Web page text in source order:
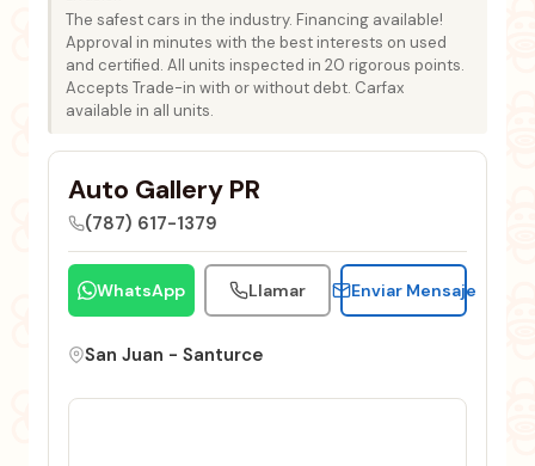
The safest cars in the industry. Financing available!
Approval in minutes with the best interests on used
and certified. All units inspected in 20 rigorous points.
Accepts Trade-in with or without debt. Carfax
available in all units.
Auto Gallery PR
(787) 617-1379
WhatsApp Llamar Enviar Mensaje
San Juan - Santurce